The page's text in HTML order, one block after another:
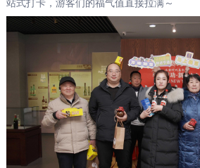
站式打卡，游客们的福气值直接拉满～